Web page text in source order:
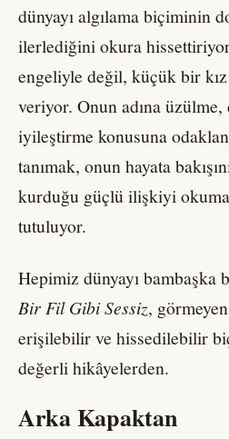
dünyayı algılama biçiminin
ilerlediğini okura
engeliyle değil, küçük bir
veriyor. Onun adına
iyileştirme konusuna
tanımak, onun hayata
kurduğu güçlü ilişkiyi
tutuluyor.
Hepimiz dünyayı bambaşka
Bir Fil Gibi Sessiz,
erişilebilir ve hissedilebilir
değerli hikâyelerden.
Arka Kapaktan